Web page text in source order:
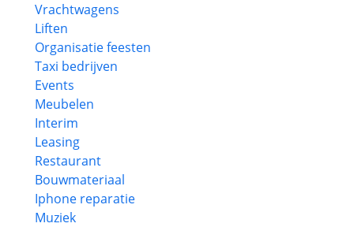
Vrachtwagens
Liften
Organisatie feesten
Taxi bedrijven
Events
Meubelen
Interim
Leasing
Restaurant
Bouwmateriaal
Iphone reparatie
Muziek